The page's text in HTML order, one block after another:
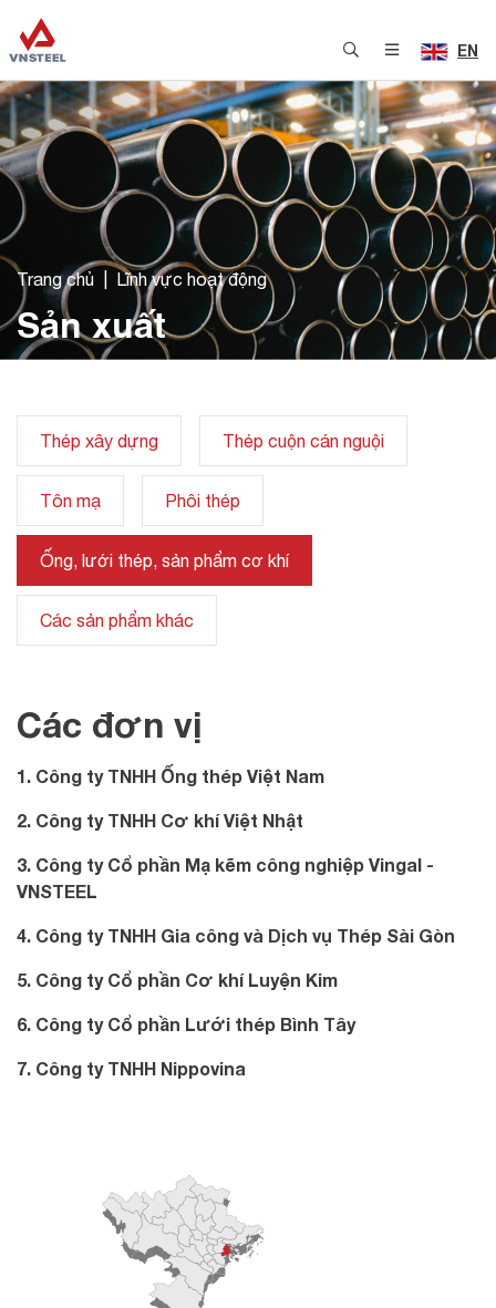
EN
Trang chủ Lĩnh vực hoạt động
Sản xuất
Thép xây dựng Thép cuộn cán nguội
Tôn mạ Phôi thép
Ống, lưới thép, sản phẩm cơ khí
Các sản phẩm khác
Các đơn vị
1. Công ty TNHH Ống thép Việt Nam
2. Công ty TNHH Cơ khí Việt Nhật
3. Công ty Cổ phần Mạ kẽm công nghiệp Vingal -
VNSTEEL
4. Công ty TNHH Gia công và Dịch vụ Thép Sài Gòn
5. Công ty Cổ phần Cơ khí Luyện Kim
6. Công ty Cổ phần Lưới thép Bình Tây
7. Công ty TNHH Nippovina